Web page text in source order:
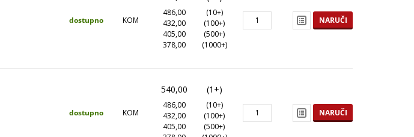
dostupno KOM
486,00
(10+)
432,00
(100+)
405,00
(500+)
378,00
(1000+)
NARUČI
dostupno KOM
540,00 (1+)
486,00
(10+)
432,00
(100+)
405,00
(500+)
NARUČI